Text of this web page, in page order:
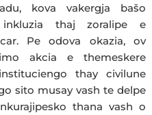
kova vakergja bašo
thaj zoralipe e
Pe odova okazia, ov
akcia e themeskere
thay civilune
sito musay vash te delpe
thana vash o